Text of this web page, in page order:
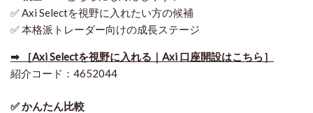
✅ Axi Selectを視野に入れたい方の候補
✅ 本格派トレーダー向けの成長ステージ
➡ ［Axi Selectを視野に入れる｜Axi 口座開設はこちら］
紹介コード：4652044
✅ かんたん比較